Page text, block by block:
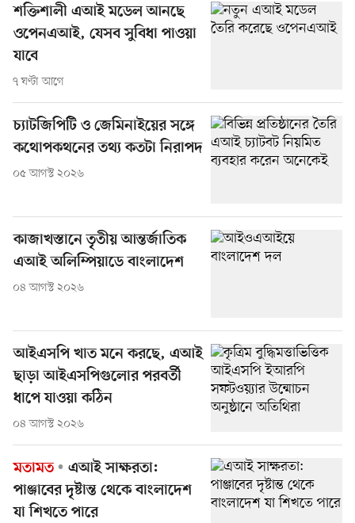
শক্তিশালী এআই মডেল আনছে
ওপেনএআই, যেসব সুবিধা পাওয়া
যাবে
৭ ঘণ্টা আগে
চ্যাটজিপিটি ও জেমিনাইয়ের সঙ্গে
কথোপকথনের তথ্য কতটা নিরাপদ
০৫ আগস্ট ২০২৬
কাজাখস্তানে তৃতীয় আন্তর্জাতিক
এআই অলিম্পিয়াডে বাংলাদেশ
০৪ আগস্ট ২০২৬
আইএসপি খাত মনে করছে, এআই
ছাড়া আইএসপিগুলোর পরবর্তী
ধাপে যাওয়া কঠিন
০৪ আগস্ট ২০২৬
মতামত
এআই সাক্ষরতা:
পাঞ্জাবের দৃষ্টান্ত থেকে বাংলাদেশ
যা শিখতে পারে